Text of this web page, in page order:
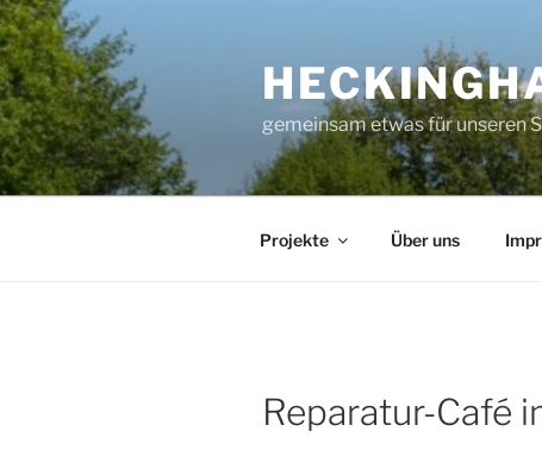
Zum
Inhalt
springen
gemeinsam etwas für unseren
Projekte Über uns
Reparatur-Café